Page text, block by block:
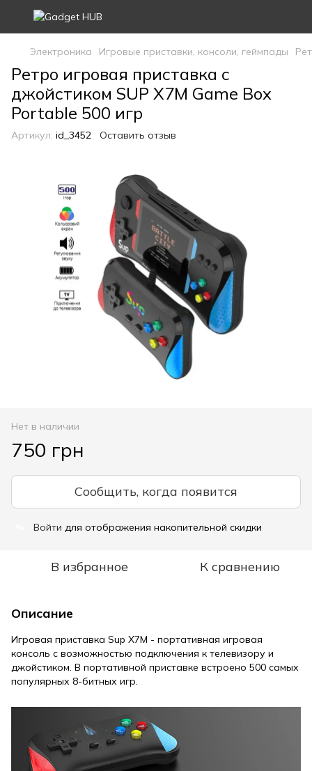
Электроника Игровые приставки, консоли, геймпады
Ретро игровая приставка с
джойстиком SUP X7M Game Box
Portable 500 игр
Артикул: id_3452 Оставить отзыв
Нет в наличии
750 грн
Сообщить, когда появится
Войти для отображения накопительной скидки
В избранное К сравнению
Описание
Игровая приставка Sup X7M - портативная игровая
консоль с возможностью подключения к телевизору и
джойстиком. В портативной приставке встроено 500 самых
популярных 8-битных игр.